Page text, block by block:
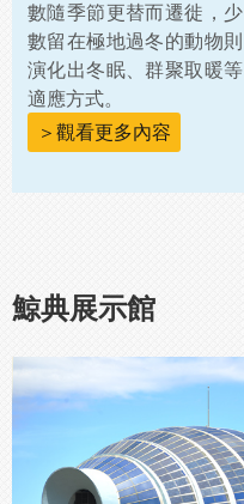
數隨季節更替而遷徙，少
數留在極地過冬的動物則
演化出冬眠、群聚取暖等
適應方式。
＞觀看更多內容
鯨典展示館